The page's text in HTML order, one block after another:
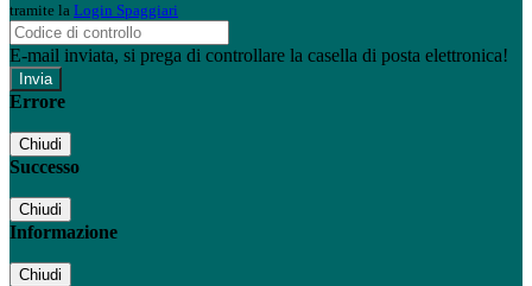
tramite la Login Spaggiari
E-mail inviata, si prega di controllare la casella di posta elettronica!
Errore
Chiudi
Successo
Chiudi
Informazione
Chiudi